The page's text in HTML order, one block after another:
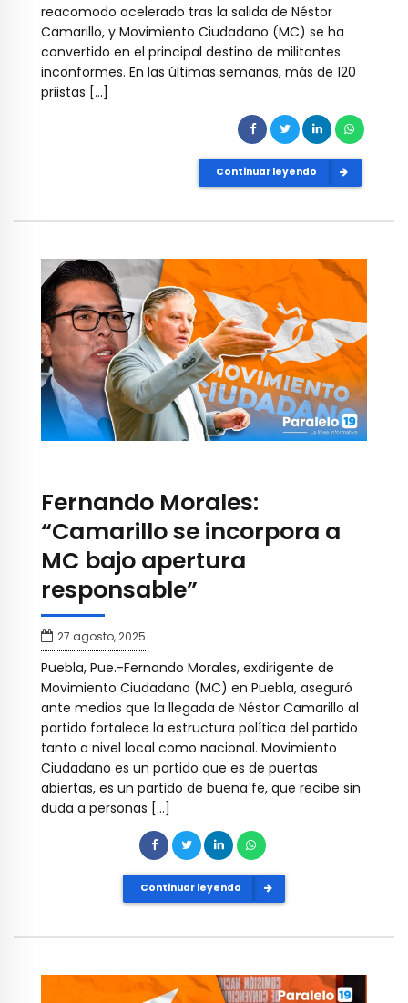
reacomodo acelerado tras la salida de Néstor
Camarillo, y Movimiento Ciudadano (MC) se ha
convertido en el principal destino de militantes
inconformes. En las últimas semanas, más de 120
priistas […]
Continuar leyendo
Fernando Morales:
“Camarillo se incorpora a
MC bajo apertura
responsable”
27 agosto, 2025
Puebla, Pue.-Fernando Morales, exdirigente de
Movimiento Ciudadano (MC) en Puebla, aseguró
ante medios que la llegada de Néstor Camarillo al
partido fortalece la estructura política del partido
tanto a nivel local como nacional. Movimiento
Ciudadano es un partido que es de puertas
abiertas, es un partido de buena fe, que recibe sin
duda a personas […]
Continuar leyendo